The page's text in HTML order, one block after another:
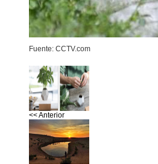
Fuente: CCTV.com
<< Anterior